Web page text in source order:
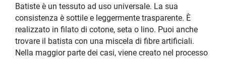
Batiste è un tessuto ad uso universale. La sua
consistenza è sottile e leggermente trasparente. È
realizzato in filato di cotone, seta o lino. Puoi anche
trovare il batista con una miscela di fibre artificiali.
Nella maggior parte dei casi, viene creato nel processo